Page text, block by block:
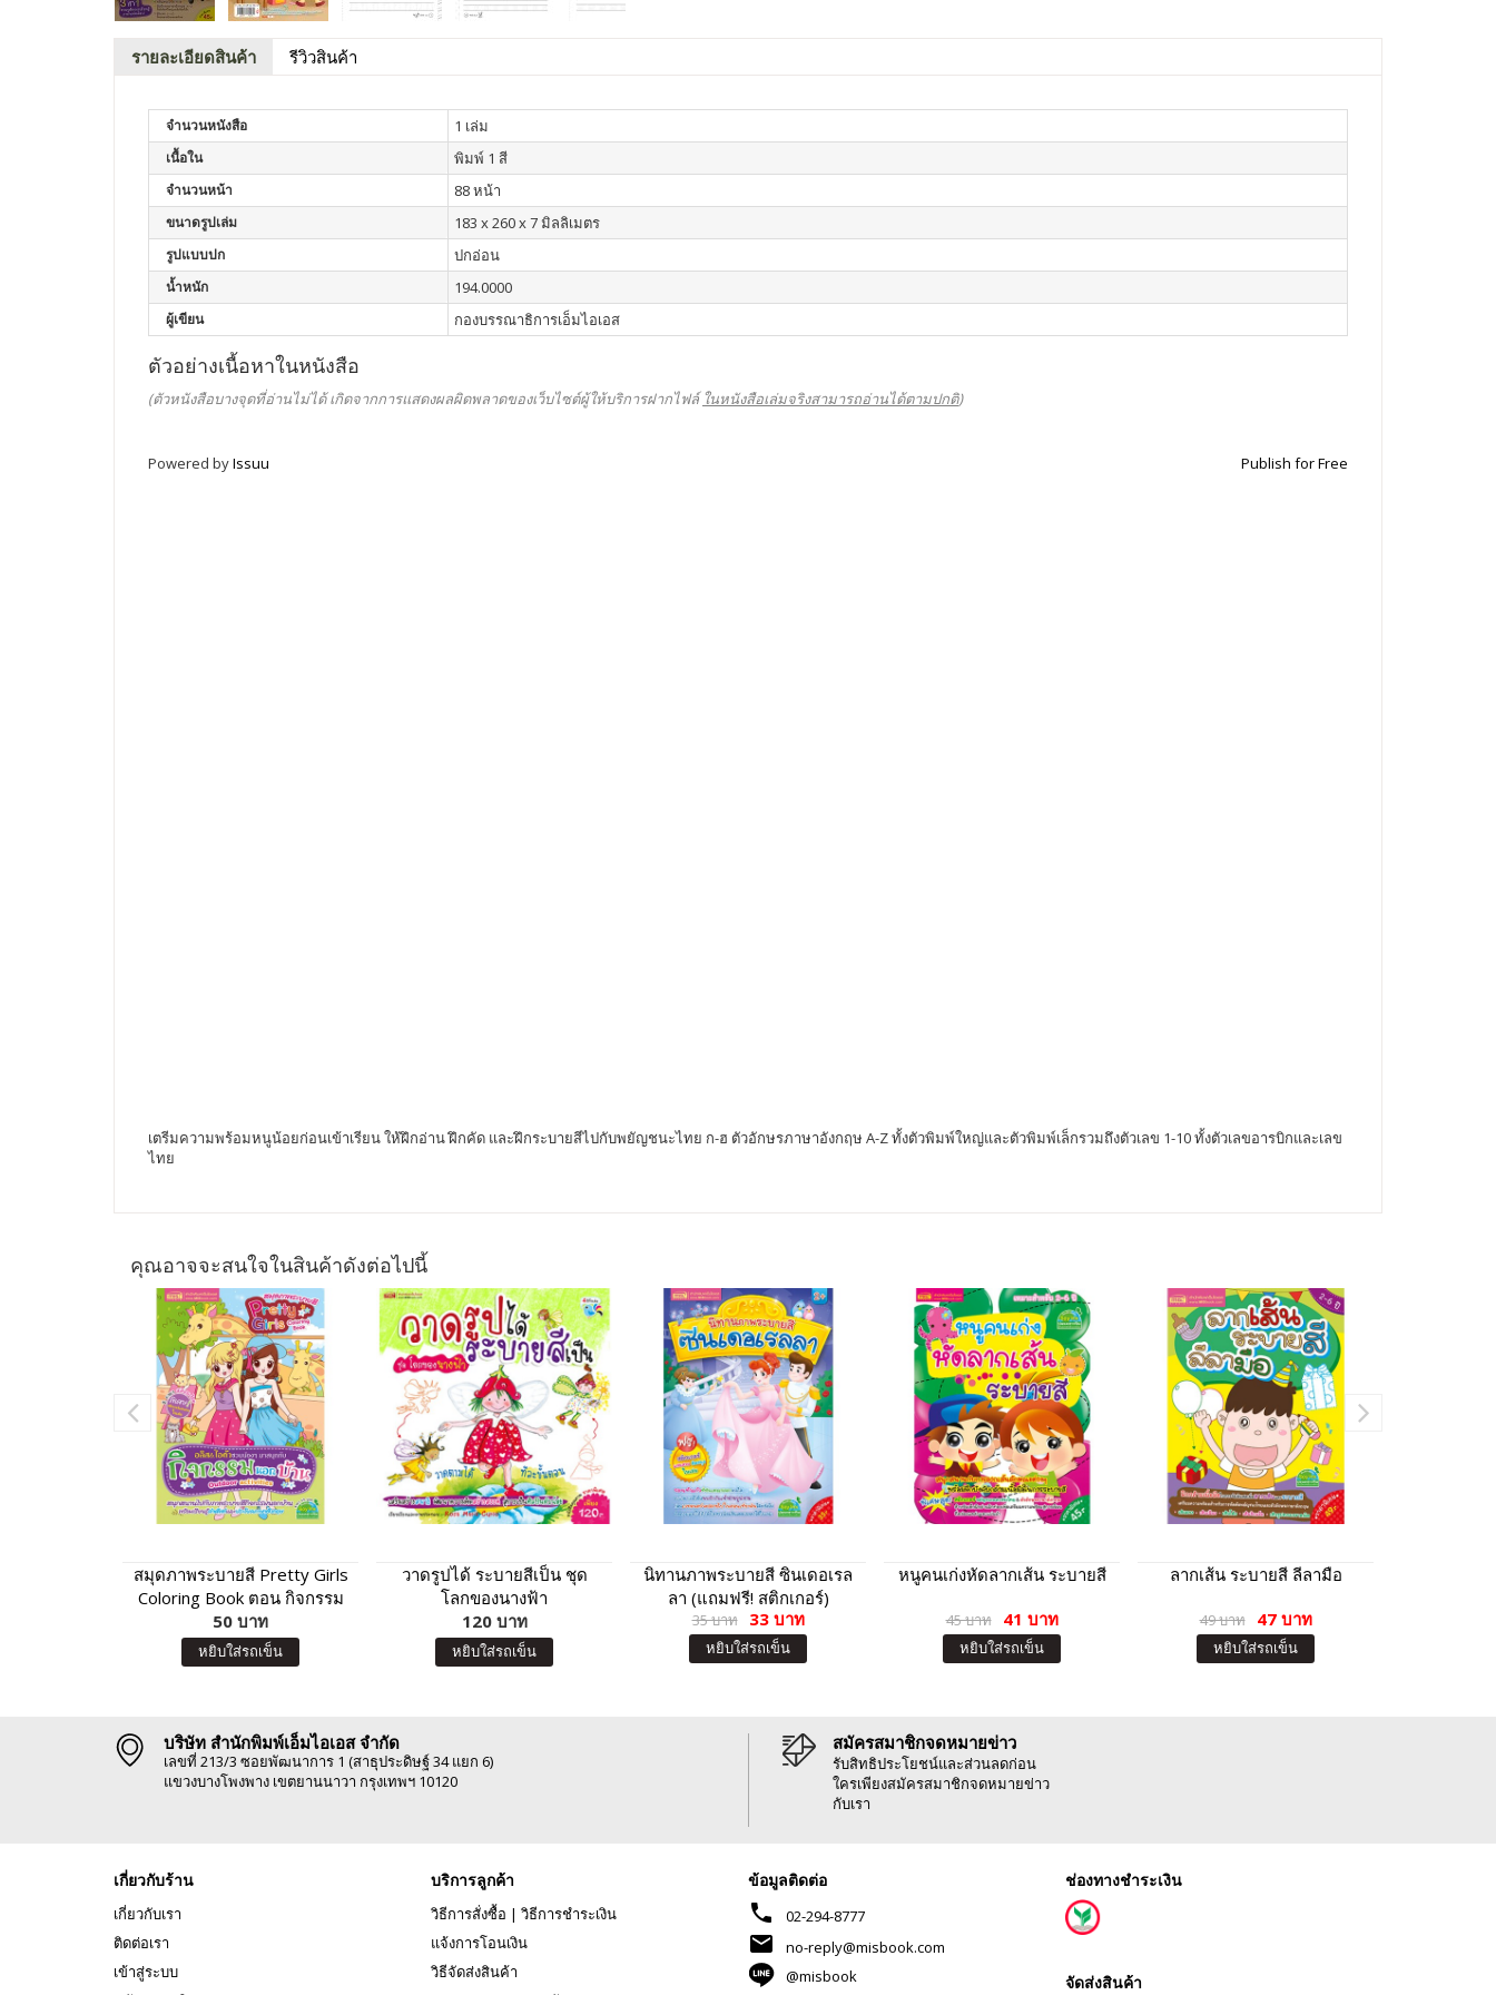
รายละเอียดสินค้า รีวิวสินค้า
จำนวนหนังสือ 1 เล่ม
เนื้อใน พิมพ์ 1 สี
จำนวนหน้า 88 หน้า
ขนาดรูปเล่ม 183 x 260 x 7 มิลลิเมตร
รูปแบบปก ปกอ่อน
น้ำหนัก 194.0000
ผู้เขียน กองบรรณาธิการเอ็มไอเอส
ตัวอย่างเนื้อหาในหนังสือ
(ตัวหนังสือบางจุดที่อ่านไม่ได้ เกิดจากการแสดงผลผิดพลาดของเว็บไซต์ผู้ให้บริการฝากไฟล์ ในหนังสือเล่มจริงสามารถอ่านได้ตามปกติ)
Powered byIssuu Publish for Free
เตรีมความพร้อมหนูน้อยก่อนเข้าเรียน ให้ฝึกอ่าน ฝึกคัด และฝึกระบายสีไปกับพยัญชนะไทย ก-ฮ ตัวอักษรภาษาอังกฤษ A-Z ทั้งตัวพิมพ์ใหญ่และตัวพิมพ์เล็กรวมถึงตัวเลข 1-10 ทั้งตัวเลขอารบิกและเลข
ไทย
คุณอาจจะสนใจในสินค้าดังต่อไปนี้
สมุดภาพระบายสี Pretty Girls
Coloring Book ตอน กิจกรรม
นอกบ้าน
50 บาท
หยิบใส่รถเข็น
วาดรูปได้ ระบายสีเป็น ชุด
โลกของนางฟ้า
120 บาท
หยิบใส่รถเข็น
นิทานภาพระบายสี ซินเดอเรล
ลา (แถมฟรี! สติกเกอร์)
35 บาท 33 บาท
หยิบใส่รถเข็น
หนูคนเก่งหัดลากเส้น ระบายสี
45 บาท 41 บาท
หยิบใส่รถเข็น
ลากเส้น ระบายสี ลีลามือ
49 บาท 47 บาท
หยิบใส่รถเข็น
บริษัท สำนักพิมพ์เอ็มไอเอส จำกัด
เลขที่ 213/3 ซอยพัฒนาการ 1 (สาธุประดิษฐ์ 34 แยก 6)
แขวงบางโพงพาง เขตยานนาวา กรุงเทพฯ 10120
สมัครสมาชิกจดหมายข่าว
รับสิทธิประโยชน์และส่วนลดก่อน
ใครเพียงสมัครสมาชิกจดหมายข่าว
กับเรา
เกี่ยวกับร้าน
เกี่ยวกับเรา
ติดต่อเรา
เข้าสู่ระบบ
บริการลูกค้า
วิธีการสั่งซื้อ | วิธีการชำระเงิน
แจ้งการโอนเงิน
วิธีจัดส่งสินค้า
ข้อมูลติดต่อ
phone 02-294-8777
mail
no-reply@misbook.com
@misbook
ช่องทางชำระเงิน
จัดส่งสินค้า